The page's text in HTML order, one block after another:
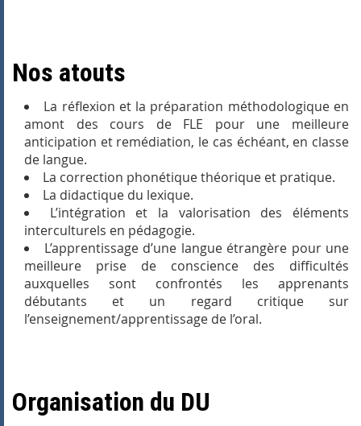
Nos atouts
La réflexion et la préparation méthodologique en
amont des cours de FLE pour une meilleure
anticipation et remédiation, le cas échéant, en classe
de langue.
La correction phonétique théorique et pratique.
La didactique du lexique.
L’intégration et la valorisation des éléments
interculturels en pédagogie.
L’apprentissage d’une langue étrangère pour une
meilleure prise de conscience des difficultés
auxquelles sont confrontés les apprenants
débutants et un regard critique sur
l’enseignement/apprentissage de l’oral.
Organisation du DU